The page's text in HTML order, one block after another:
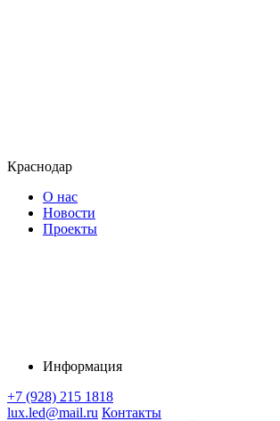
Краснодар
О нас
Новости
Проекты
Информация
+7 (928) 215 1818
lux.led@mail.ru Контакты